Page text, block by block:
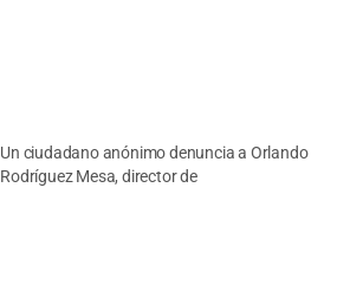
Un ciudadano anónimo denuncia a Orlando
Rodríguez Mesa, director de